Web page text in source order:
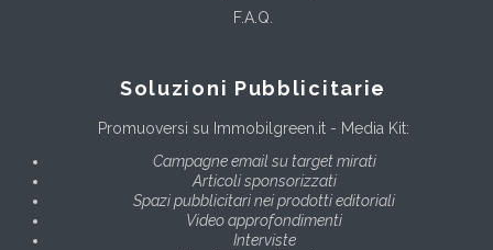
F.A.Q.
Soluzioni Pubblicitarie
Promuoversi su Immobilgreen.it - Media Kit:
Campagne email su target mirati
Articoli sponsorizzati
Spazi pubblicitari nei prodotti editoriali
Video approfondimenti
Interviste